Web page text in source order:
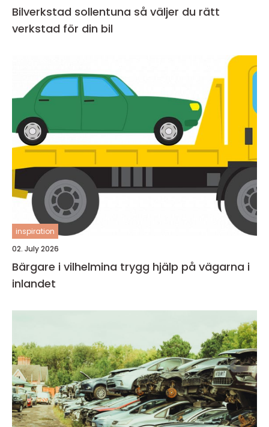
Bilverkstad sollentuna så väljer du rätt
verkstad för din bil
inspiration
02. July 2026
Bärgare i vilhelmina trygg hjälp på vägarna i
inlandet